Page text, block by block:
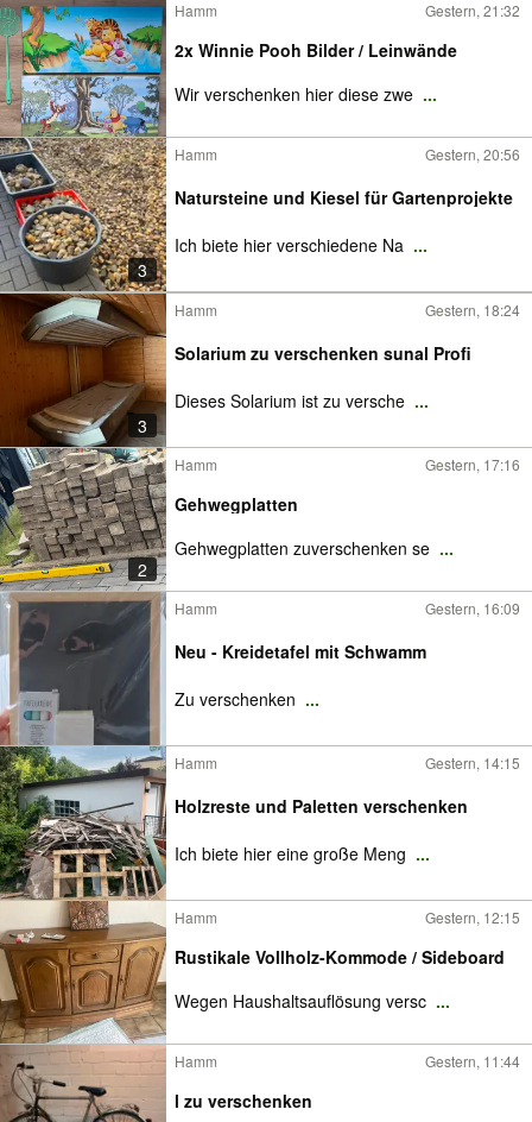
Hamm Gestern, 21:32
2x Winnie Pooh Bilder / Leinwände
Wir verschenken hier diese zwe ...
3
Hamm Gestern, 20:56
Natursteine und Kiesel für Gartenprojekte
Ich biete hier verschiedene Na ...
3
Hamm Gestern, 18:24
Solarium zu verschenken sunal Profi
Dieses Solarium ist zu versche ...
2
Hamm Gestern, 17:16
Gehwegplatten
Gehwegplatten zuverschenken se ...
Hamm Gestern, 16:09
Neu - Kreidetafel mit Schwamm
Zu verschenken ...
Hamm Gestern, 14:15
Holzreste und Paletten verschenken
Ich biete hier eine große Meng ...
Hamm Gestern, 12:15
Rustikale Vollholz-Kommode / Sideboard
Wegen Haushaltsauflösung versc ...
Hamm Gestern, 11:44
l zu verschenken